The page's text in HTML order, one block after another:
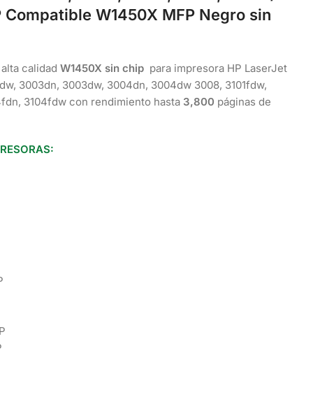
Compatible W1450X MFP Negro sin
calidad W1450X sin chip para impresora HP LaserJet
3003dn, 3003dw, 3004dn, 3004dw 3008, 3101fdw,
3104fdw con rendimiento hasta 3,800 páginas de